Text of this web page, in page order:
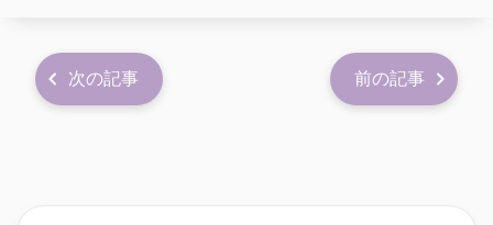
次の記事 前の記事